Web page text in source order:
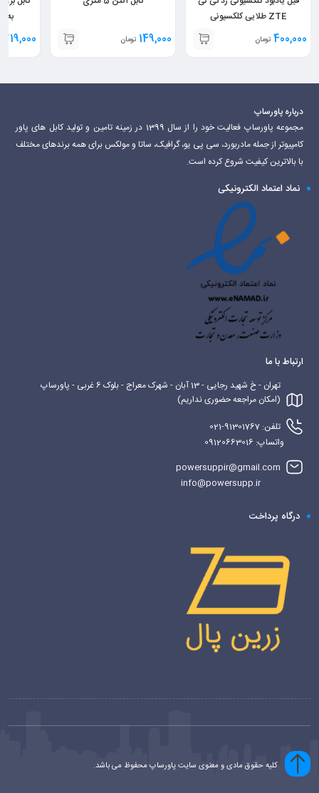
ZTE طلایی کلکسیونی
400,000 تومان 149,000 تومان
به 2 سی پی یو 8 پین
719,000
درباره پاورساپ
مجموعه پاورساپ فعالیت خود را از سال 1399 در زمینه تامین و تولید کابل های پاور
کامپیوتر از جمله مادربورد، سی پی یو، گرافیک، ساتا و مولکس برای همه برندهای مختلف
با بالاترین کیفیت شروع کرده است.
نماد اعتماد الکترونیکی
ارتباط با ما
تهران - خ شهید رجایی - 13 آبان - شهرک معراج - بلوک 6 غربی - پاورساپ
(امکان مراجعه حضوری نداریم)
تلفن: 91301767-021
واتساپ: 09120663016
powersuppir@gmail.com
info@powersupp.ir
درگاه پرداخت
کلیه حقوق مادی و معنوی سایت پاورساپ محفوظ می باشد.